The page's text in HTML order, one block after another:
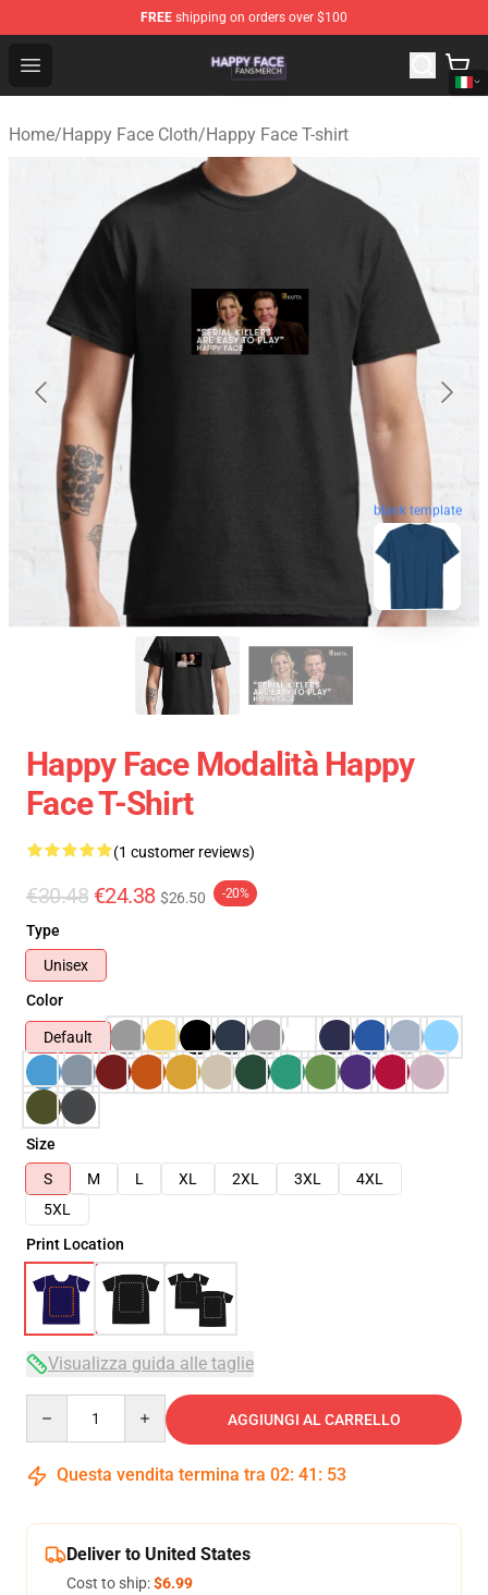
FREE shipping on orders over $100
Open menu
Happy Face Shop - Official Happy Face Merchandise
Home/Happy Face Cloth/Happy Face T-shirt
blank template
Happy Face Modalità Happy
Face T-Shirt
(1 customer reviews)
€30.48 €24.38 $26.50 -20%
Type
Unisex
Color
Default
Size
S
M L XL 2XL 3XL
4XL
5XL
Print Location
Visualizza guida alle taglie
AGGIUNGI AL CARRELLO
Questa vendita termina tra 02: 41 : 53
Deliver to United States
Cost to ship:$6.99